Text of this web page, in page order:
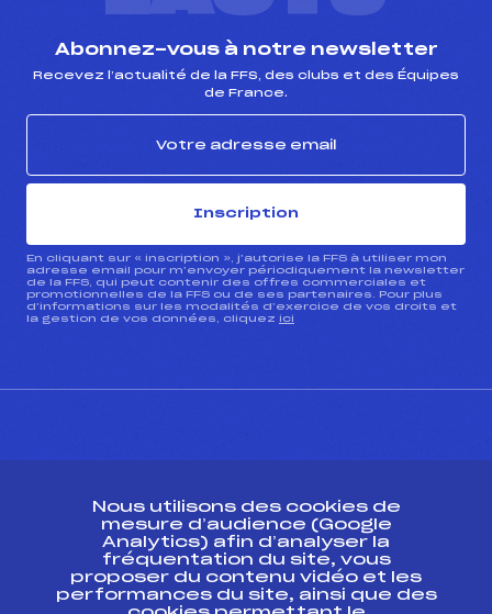
Abonnez-vous à notre newsletter
Recevez l’actualité de la FFS, des clubs et des Équipes
de France.
Inscription
En cliquant sur « inscription », j’autorise la FFS à utiliser mon
adresse email pour m’envoyer périodiquement la newsletter
de la FFS, qui peut contenir des offres commerciales et
promotionnelles de la FFS ou de ses partenaires. Pour plus
d’informations sur les modalités d’exercice de vos droits et
la gestion de vos données, cliquez ici
Ressources
Pass’Neige
Nous utilisons des cookies de
mesure d’audience (Google
Analytics) afin d’analyser la
fréquentation du site, vous
proposer du contenu vidéo et les
performances du site, ainsi que des